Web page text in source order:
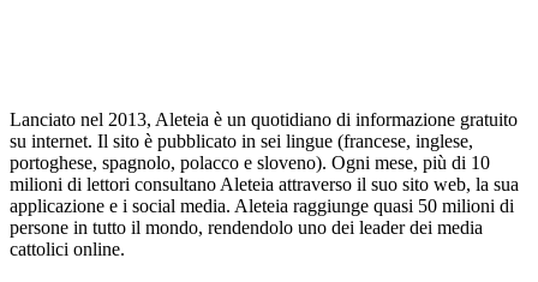
Lanciato nel 2013, Aleteia è un quotidiano di informazione gratuito
su internet. Il sito è pubblicato in sei lingue (francese, inglese,
portoghese, spagnolo, polacco e sloveno). Ogni mese, più di 10
milioni di lettori consultano Aleteia attraverso il suo sito web, la sua
applicazione e i social media. Aleteia raggiunge quasi 50 milioni di
persone in tutto il mondo, rendendolo uno dei leader dei media
cattolici online.